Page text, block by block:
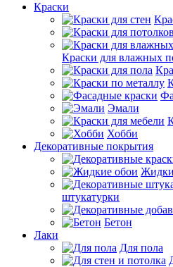
Краски
Краски для влажных
Эмали
Хобби
Декоративные покрытия
штукатурки
Бетон
Лаки
Для пола